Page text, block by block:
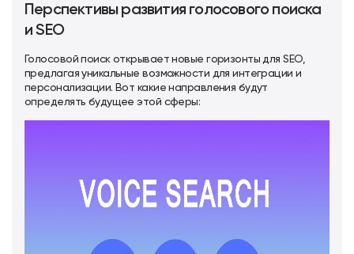
Перспективы развития голосового поиска
и SEO
Голосовой поиск открывает новые горизонты для SEO,
предлагая уникальные возможности для интеграции и
персонализации. Вот какие направления будут
определять будущее этой сферы: